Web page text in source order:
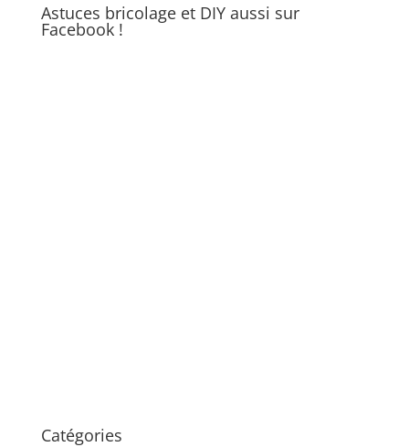
Astuces bricolage et DIY aussi sur
Facebook !
Catégories